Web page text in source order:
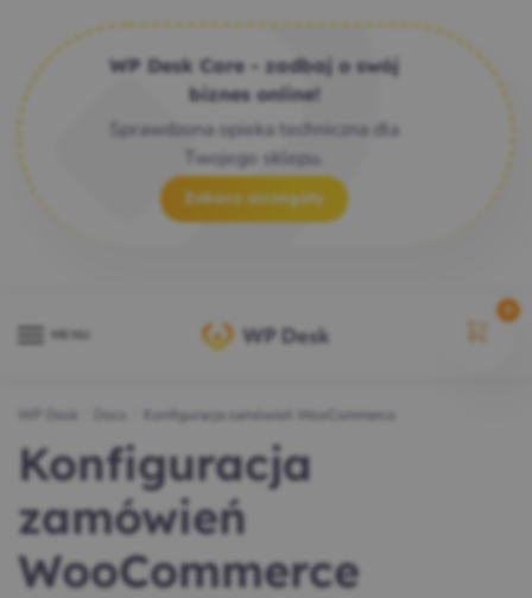
WP Desk Care - zadbaj o swój
biznes online!
Sprawdzona opieka techniczna dla
Twojego sklepu.
Zobacz szczegóły
WP Desk Docs Konfiguracja zamówień WooCommerce
Konfiguracja
zamówień
WooCommerce